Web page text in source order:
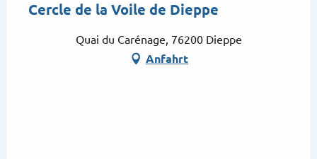
Cercle de la Voile de Dieppe
Quai du Carénage, 76200 Dieppe
Anfahrt